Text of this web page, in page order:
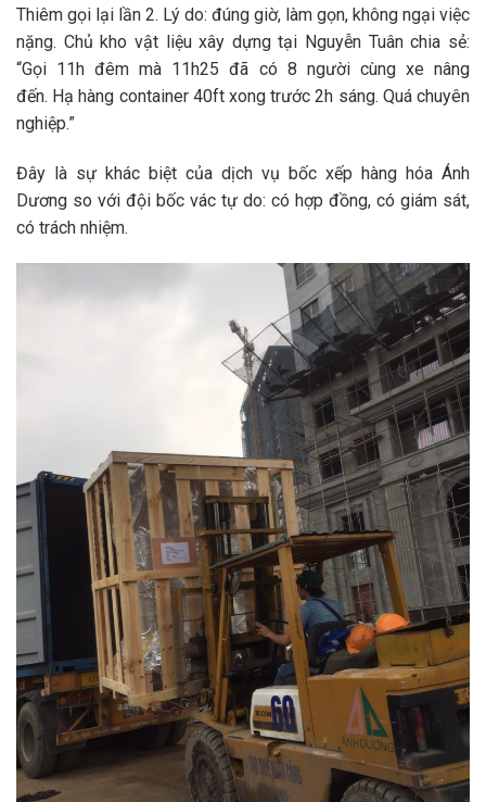
Thiêm gọi lại lần 2. Lý do: đúng giờ, làm gọn, không ngại việc
nặng. Chủ kho vật liệu xây dựng tại Nguyễn Tuân chia sẻ:
“Gọi 11h đêm mà 11h25 đã có 8 người cùng xe nâng
đến. Hạ hàng container40ft xong trước 2h sáng. Quá chuyên
nghiệp.”
Đây là sự khác biệt của dịch vụ bốc xếp hàng hóa Ánh
Dương so với đội bốc vác tự do: có hợp đồng, có giám sát,
có trách nhiệm.